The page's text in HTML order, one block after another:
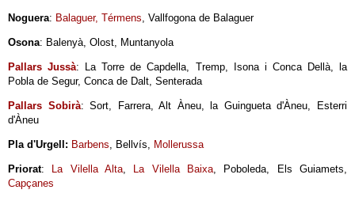
Noguera: Balaguer, Térmens, Vallfogona de Balaguer
Osona: Balenyà, Olost, Muntanyola
Pallars Jussà: La Torre de Capdella, Tremp, Isona i Conca Dellà, la
Pobla de Segur, Conca de Dalt, Senterada
Pallars Sobirà: Sort, Farrera, Alt Àneu, la Guingueta d'Àneu, Esterri
d'Àneu
Pla d'Urgell: Barbens, Bellvís, Mollerussa
Priorat: La Vilella Alta, La Vilella Baixa, Poboleda, Els Guiamets,
Capçanes